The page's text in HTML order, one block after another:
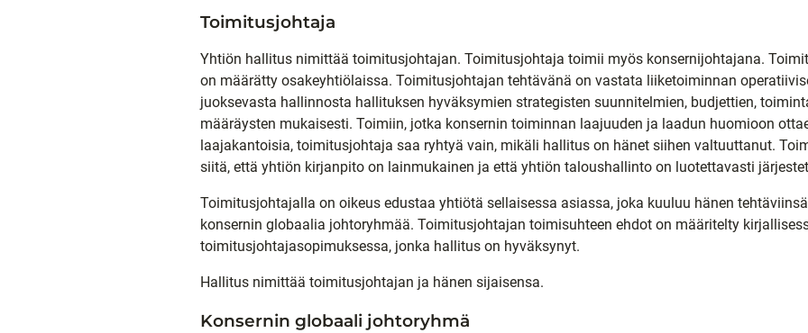
Toimitusjohtaja
Yhtiön hallitus nimittää toimitusjohtajan. Toimitusjohtaja toimii myös konsernijohtajana.
on määrätty osakeyhtiölaissa. Toimitusjohtajan tehtävänä on vastata liiketoiminnan
juoksevasta hallinnosta hallituksen hyväksymien strategisten suunnitelmien, budjettien,
määräysten mukaisesti. Toimiin, jotka konsernin toiminnan laajuuden ja laadun huomioon
laajakantoisia, toimitusjohtaja saa ryhtyä vain, mikäli hallitus on hänet siihen valtuuttanut.
siitä, että yhtiön kirjanpito on lainmukainen ja että yhtiön taloushallinto on luotettavasti
Toimitusjohtajalla on oikeus edustaa yhtiötä sellaisessa asiassa, joka kuuluu hänen
konsernin globaalia johtoryhmää. Toimitusjohtajan toimisuhteen ehdot on määritelty
toimitusjohtajasopimuksessa, jonka hallitus on hyväksynyt.
Hallitus nimittää toimitusjohtajan ja hänen sijaisensa.
Konsernin globaali johtoryhmä